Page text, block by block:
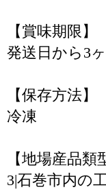
【賞味期限】
発送日から3
【保存方法】
冷凍
【地場産品類
3|石巻市内の